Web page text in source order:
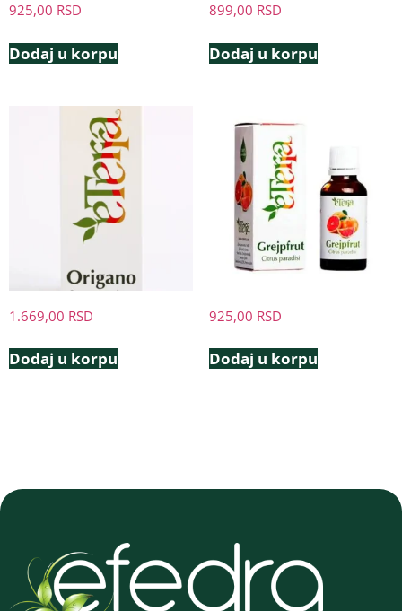
925,00 RSD
Dodaj u korpu
899,00 RSD
Dodaj u korpu
1.669,00 RSD
Dodaj u korpu
925,00 RSD
Dodaj u korpu